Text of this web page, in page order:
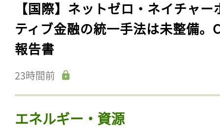
【国際】ネットゼロ・ネイチャー
ティブ金融の統一手法は未整備。
報告書
23時間前
エネルギー・資源